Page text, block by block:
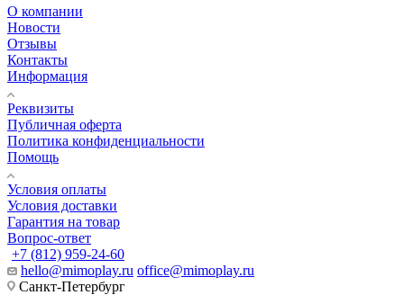
О компании
Новости
Отзывы
Контакты
Информация
Реквизиты
Публичная оферта
Политика конфиденциальности
Помощь
Условия оплаты
Условия доставки
Гарантия на товар
Вопрос-ответ
+7 (812) 959-24-60
hello@mimoplay.ru office@mimoplay.ru
Санкт-Петербург